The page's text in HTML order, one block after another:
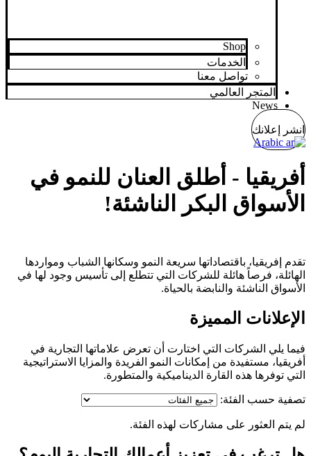
Shop
الخدمات
تواصل معنا
المتجر العالمي
News
انشر إعلانك
Arabic
أفريقيا - أطلق العنان للنمو في
الأسواق البكر الناشئة!
تقدم إفريقيا، باقتصاداتها سريعة النمو وسكانها الشباب ومواردها
الهائلة، فرصاً هائلة للشركات التي تتطلع إلى تأسيس وجود لها في
الأسواق الناشئة والنابضة بالحياة.
الإعلانات المميزة
فيما يلي الشركات التي اختارت أن تعرض علاماتها التجارية في
أفريقيا، مستفيدة من إمكانات النمو الفريدة والمزايا الاستراتيجية
التي توفرها هذه القارة الديناميكية والمتطورة.
تصفية حسب الفئة:
لم يتم العثور على مشاركات لهذه الفئة.